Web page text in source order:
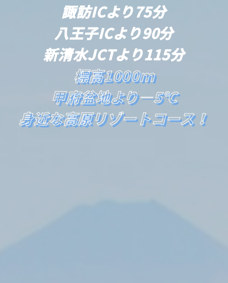
諏訪ICより75分
八王子ICより90分
新清水JCTより115分
標高1000ｍ
甲府盆地より―5℃
身近な高原リゾートコース！